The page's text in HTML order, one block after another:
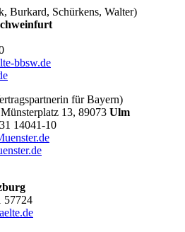
Burkard, Schürkens, Walter)
bbsw.de
für Bayern)
13, 89073 Ulm
14041-10
57724